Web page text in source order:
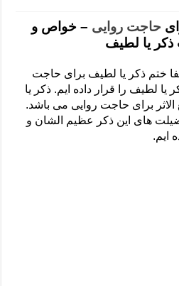
رفع مشکلات و طلب حاجت
– آیه‌ جلب ثروت و برکت مال
چشم زخم – دعای چشم زخم ماشاالله
برای آرامش قلب و رفع اضطراب
– دعای ثروت حضرت سلیمان
حاجت روایی – خواص و
یا لطیف
ختم ذکر یا لطیف برای حاجت
لطیف را قرار داده ایم. ذکر یا
برای حاجت روایی می باشد.
های این ذکر عظیم الشان و
ایم.